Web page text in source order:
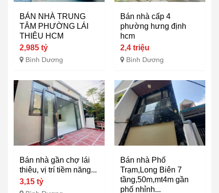
BÁN NHÀ TRUNG
TÂM PHƯỜNG LÁI
THIÊU HCM
2,985 tỷ
Bình Dương
Bán nhà cấp 4
phường hưng định
hcm
2,4 triệu
Bình Dương
Bán nhà gần chợ lái
thiêu, vị trí tiềm năng...
3,15 tỷ
Bán nhà Phố
Trạm,Long Biên 7
tầng,50m,mt4m gần
phố nhỉnh...